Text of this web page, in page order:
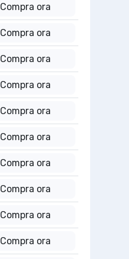
Compra ora
Compra ora
Compra ora
Compra ora
Compra ora
Compra ora
Compra ora
Compra ora
Compra ora
Compra ora